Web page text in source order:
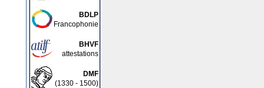
BDLP
Francophonie
BHVF
attestations
DMF
(1330 - 1500)